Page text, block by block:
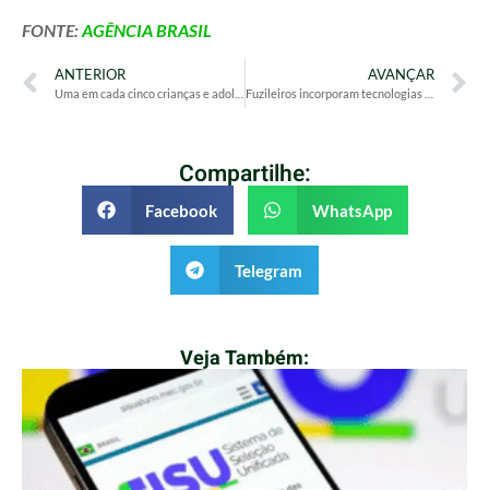
FONTE:AGÊNCIA BRASIL
ANTERIOR AVANÇAR
Compartilhe:
Facebook WhatsApp
Telegram
Veja Também: